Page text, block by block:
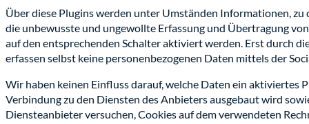
Über diese Plugins werden unter Umständen Informationen,
die unbewusste und ungewollte Erfassung und Übertragung
auf den entsprechenden Schalter aktiviert werden. Erst durch
erfassen selbst keine personenbezogenen Daten mittels der
Wir haben keinen Einfluss darauf, welche Daten ein aktiviertes
Verbindung zu den Diensten des Anbieters ausgebaut wird
Diensteanbieter versuchen, Cookies auf dem verwendeten